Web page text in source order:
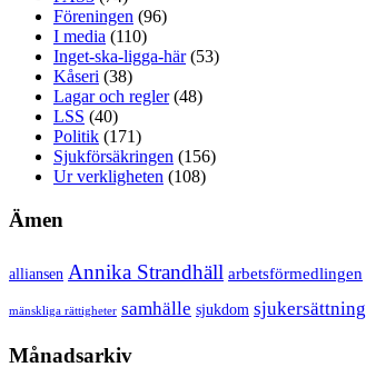
Föreningen (96)
I media (110)
Inget-ska-ligga-här(53)
Kåseri (38)
Lagar och regler(48)
LSS (40)
Politik (171)
Sjukförsäkringen (156)
Ur verkligheten (108)
Ämen
alliansen Annika Strandhäll arbetsförmedlingen
mänskliga rättigheter samhälle sjukdom sjukersättning
Månadsarkiv